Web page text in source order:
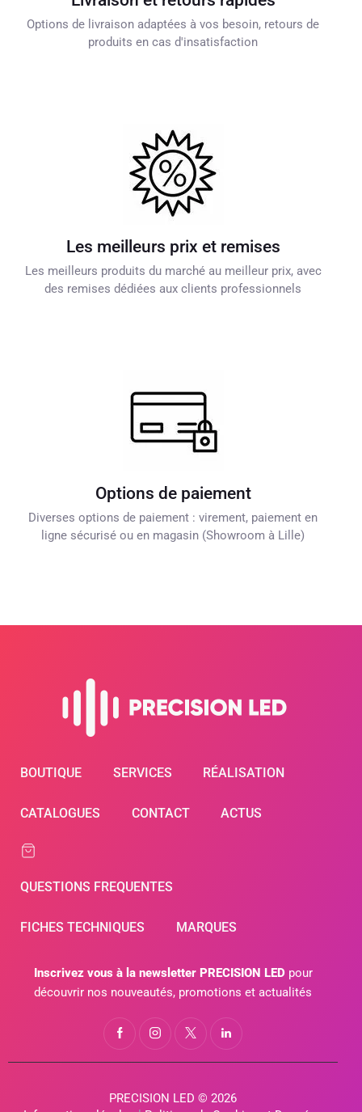
Options de livraison adaptées à vos besoin, retours de
produits en cas d'insatisfaction
Les meilleurs prix et remises
Les meilleurs produits du marché au meilleur prix, avec
des remises dédiées aux clients professionnels
Options de paiement
Diverses options de paiement : virement, paiement en
ligne sécurisé ou en magasin (Showroom à Lille)
BOUTIQUE SERVICES RÉALISATION
CATALOGUES CONTACT ACTUS
QUESTIONS FREQUENTES
FICHES TECHNIQUES MARQUES
Inscrivez vous à la newsletter PRECISION LEDpour
découvrir nos nouveautés, promotions et actualités
PRECISION LED © 2026